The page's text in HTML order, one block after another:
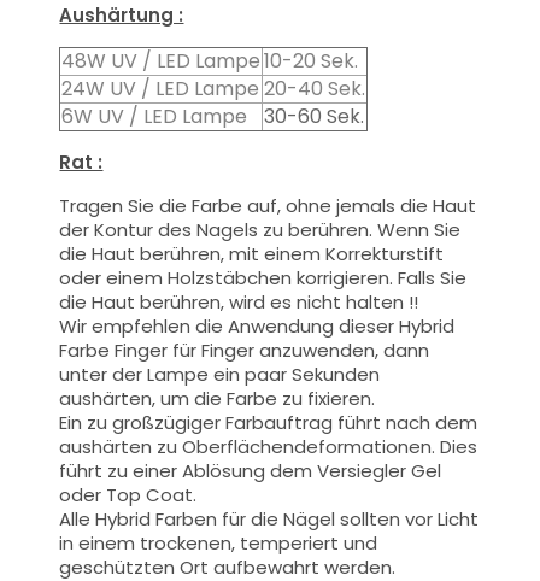
Aushärtung :
48W UV / LED Lampe10-20 Sek.
24W UV / LED Lampe 20-40 Sek.
6W UV / LED Lampe
30-60 Sek.
Rat :
Tragen Sie die Farbe auf, ohne jemals die Haut
der Kontur des Nagels zu berühren. Wenn Sie
die Haut berühren, mit einem Korrekturstift
oder einem Holzstäbchen korrigieren. Falls Sie
die Haut berühren, wird es nicht halten !!
Wir empfehlen die Anwendung dieser Hybrid
Farbe Finger für Finger anzuwenden, dann
unter der Lampe ein paar Sekunden
aushärten, um die Farbe zu fixieren.
Ein zu großzügiger Farbauftrag führt nach dem
aushärten zu Oberflächendeformationen. Dies
führt zu einer Ablösung dem Versiegler Gel
oder Top Coat.
Alle Hybrid Farben für die Nägel sollten vor Licht
in einem trockenen, temperiert und
geschützten Ort aufbewahrt werden.